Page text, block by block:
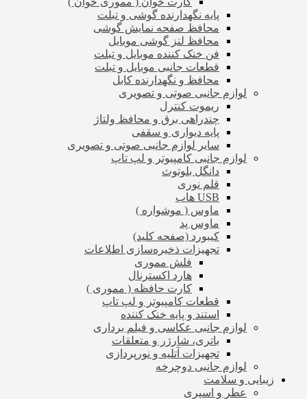
پایه نگهدارنده گوشی و تبلت
محافظ صفحه نمایش گوشی
محافظ لنز گوشی موبایل
فن خنک کننده موبایل و تبلت
قطعات جانبی موبایل و تبلت
محافظ و نگهدارنده کابل
لوازم جانبی صوتی و تصویری
ریموت کنترل
چندراهی برق و محافظ ولتاژ
پایه دیواری و سقفی
سایر لوازم جانبی صوتی و تصویری
لوازم جانبی کامپیوتر و لپ تاپ
دانگل بلوتوث
قلم نوری
USB هاب
ماوس ( موشواره )
ماوس پد
کیبورد (صفحه کلید)
تجهیزات ذخیره‌سازی اطلاعات
فلش مموری
هارد اکسترنال
کارت حافظه ( مموری )
قطعات کامپیوتر و لپ تاپ
استند و پایه خنک کننده
لوازم جانبی عکاسی و فیلم برداری
باتری، شارژر و متعلقات
تجهیزات آتلیه و نورپردازی
لوازم جانبی دوچرخه
زیبایی و سلامت
عطر و اسپری